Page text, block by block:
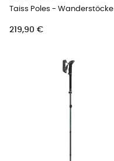
Taiss Poles - Wanderstöcke
219,90 €